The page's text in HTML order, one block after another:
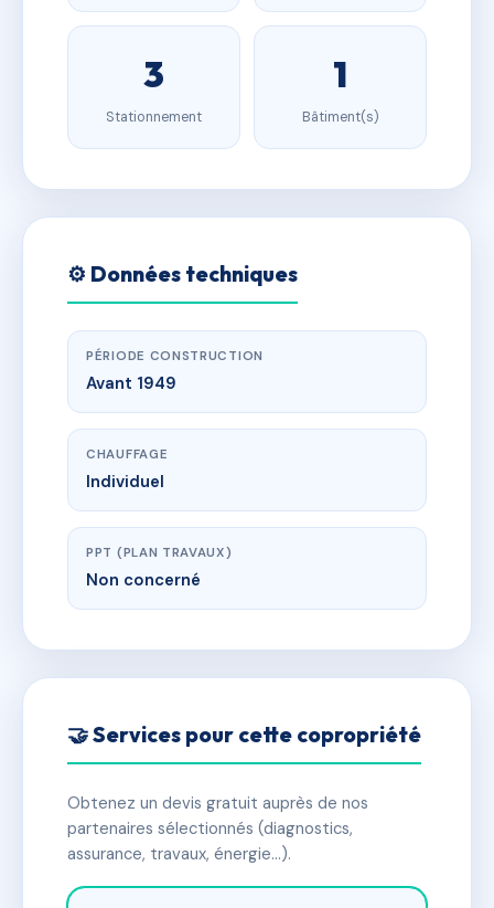
3
Stationnement
1
Bâtiment(s)
⚙️ Données techniques
PÉRIODE CONSTRUCTION
Avant 1949
CHAUFFAGE
Individuel
PPT (PLAN TRAVAUX)
Non concerné
🤝 Services pour cette copropriété
Obtenez un devis gratuit auprès de nos
partenaires sélectionnés (diagnostics,
assurance, travaux, énergie…).